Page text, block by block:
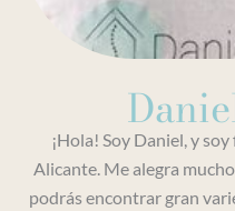
¡Hola! Soy Daniel, y
Alicante. Me alegra
podrás encontrar gran